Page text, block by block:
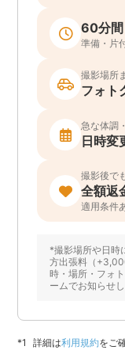
60分間
準備・片
撮影場所
フォト
急な体調
日時変
撮影後で
全額返
適用条件
*撮影場所や日時
方出張料（
時・場所・フォ
ームでお知らせし
詳細は利用規約をご